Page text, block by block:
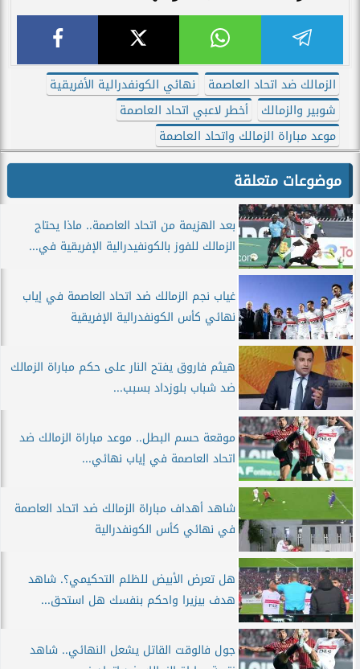
الزمالك ضد اتحاد العاصمة
نهائي الكونفدرالية الأفريقية
شوبير والزمالك
أخطر لاعبي اتحاد العاصمة
موعد مباراة الزمالك واتحاد العاصمة
موضوعات متعلقة
بعد الهزيمة من اتحاد العاصمة.. ماذا يحتاج
الزمالك للفوز بالكونفيدرالية الإفريقية في...
غياب نجم الزمالك ضد اتحاد العاصمة في إياب
نهائي كأس الكونفدرالية الإفريقية
هيثم فاروق يفتح النار على حكم مباراة الزمالك
ضد شباب بلوزداد بسبب...
موقعة حسم البطل.. موعد مباراة الزمالك ضد
اتحاد العاصمة في إياب نهائي...
شاهد أهداف مباراة الزمالك ضد اتحاد العاصمة
في نهائي كأس الكونفدرالية
هل تعرض الأبيض للظلم التحكيمي؟. شاهد
هدف بيزيرا واحكم بنفسك هل استحق...
جول فالوقت القاتل يشعل النهائي.. شاهد